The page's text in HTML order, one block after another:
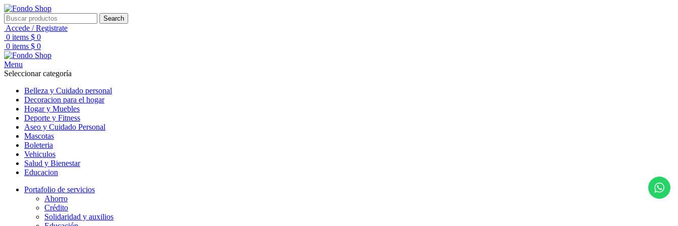
Search
Accede / Registrate
0 items $ 0
0 items $ 0
Menu
Seleccionar categoría
Belleza y Cuidado personal
Decoracion para el hogar
Hogar y Muebles
Deporte y Fitness
Aseo y Cuidado Personal
Mascotas
Boleteria
Vehiculos
Salud y Bienestar
Educacion
Portafolio de servicios
Ahorro
Crédito
Solidaridad y auxilios